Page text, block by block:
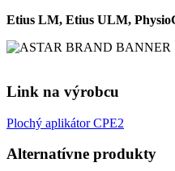
Etius LM, Etius ULM,
Link na výrobcu
Plochý aplikátor CPE2
Alternatívne produkty